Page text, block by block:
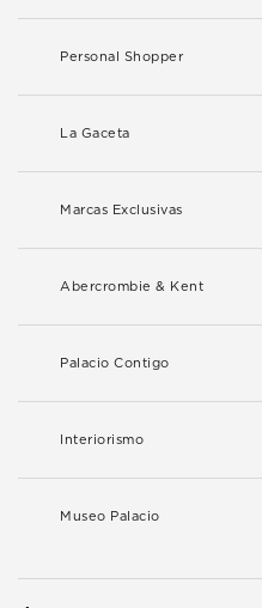
Personal Shopper
La Gaceta
Marcas Exclusivas
Abercrombie & Kent
Palacio Contigo
Interiorismo
Museo Palacio